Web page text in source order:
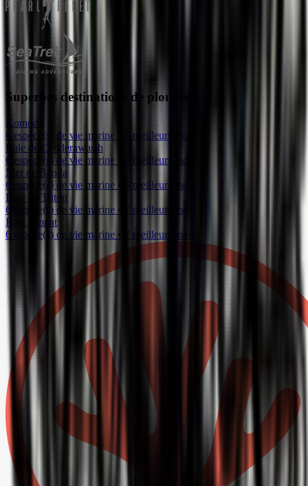
Superbes destinations de plongée
Komodo
6 espèce(s) de vie marine • 6 meilleurs mois
Baie de Cenderawasih
6 espèce(s) de vie marine • 5 meilleurs mois
Mer de Banda
6 espèce(s) de vie marine • 5 meilleurs mois
Baie de Triton
6 espèce(s) de vie marine • 7 meilleurs mois
Raja Ampat
6 espèce(s) de vie marine • 7 meilleurs mois